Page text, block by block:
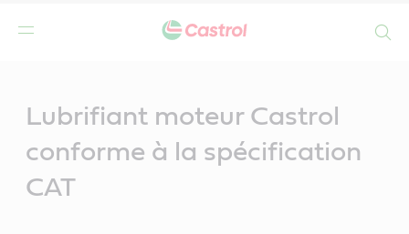
Lubrifiant moteur Castrol
conforme à la spécification
CAT